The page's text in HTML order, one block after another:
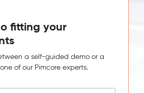
fitting your
a self-guided demo or a
of our Pimcore experts.